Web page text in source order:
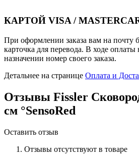
КАРТОЙ VISA /
При оформлении заказа вам на почту
карточка для перевода. В ходе оплаты
назначении номер своего заказа.
Детальнее на странице Оплата и
Отзывы Fissler
см °SensoRed
Оставить отзыв
Отзывы отсутствуют в товаре